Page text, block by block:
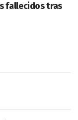
fallecidos tras